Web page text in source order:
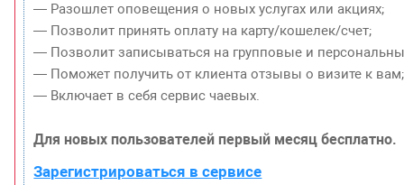
— Разошлет оповещения о новых услугах или акциях;
— Позволит принять оплату на карту/кошелек/счет;
— Позволит записываться на групповые и
— Поможет получить от клиента отзывы о визите к вам;
— Включает в себя сервис чаевых.
Для новых пользователей первый месяц бесплатно.
Зарегистрироваться в сервисе